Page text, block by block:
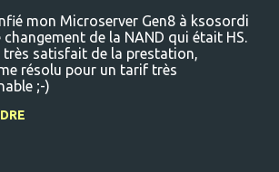
mon Microserver Gen8 à ksosordi
changement de la NAND qui était HS.
très satisfait de la prestation,
résolu pour un tarif très
;-)